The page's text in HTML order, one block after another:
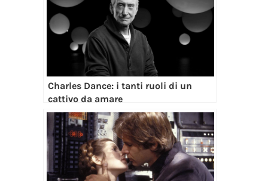
Charles Dance: i tanti ruoli di un
cattivo da amare